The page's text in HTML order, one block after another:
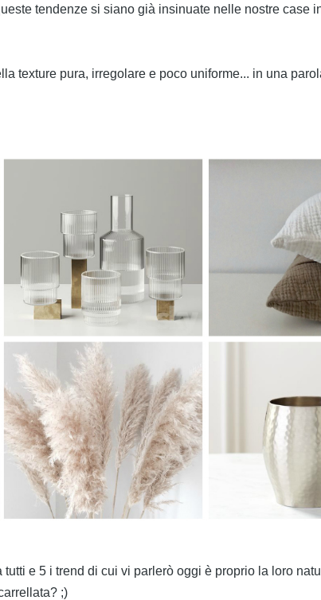
tendenze si siano già insinuate nelle nostre case
texture pura, irregolare e poco uniforme... in una
e 5 i trend di cui vi parlerò oggi è proprio la loro
;)